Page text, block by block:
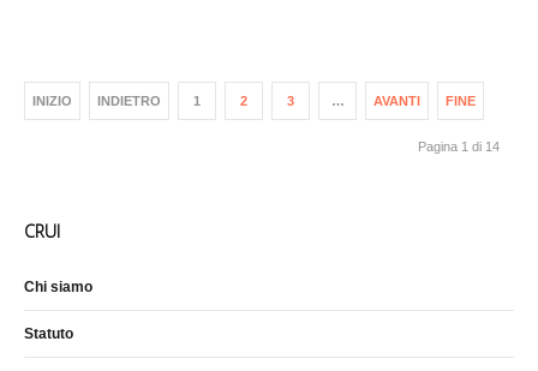
INIZIO INDIETRO 1 2 3 … AVANTI FINE
Pagina 1 di 14
CRUI
Chi siamo
Statuto